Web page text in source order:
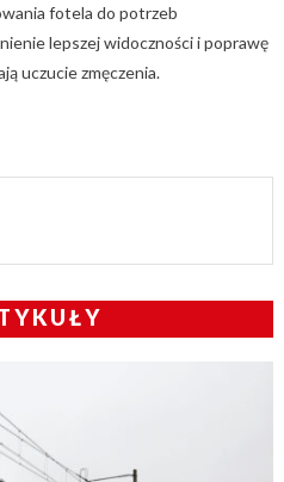
fotela do potrzeb
lepszej widoczności i poprawę
uczucie zmęczenia.